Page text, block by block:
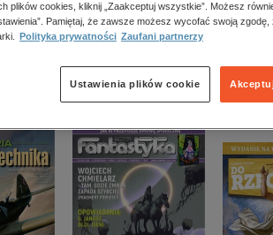
popularno-naukowe
historia
zdrowie
religie
plików cookies, kliknij „Zaakceptuj wszystkie”. Możesz
Pamiętaj, że zawsze możesz wycofać swoją
Polityka prywatności Zaufani partnerzy
Ustawienia plików cookie